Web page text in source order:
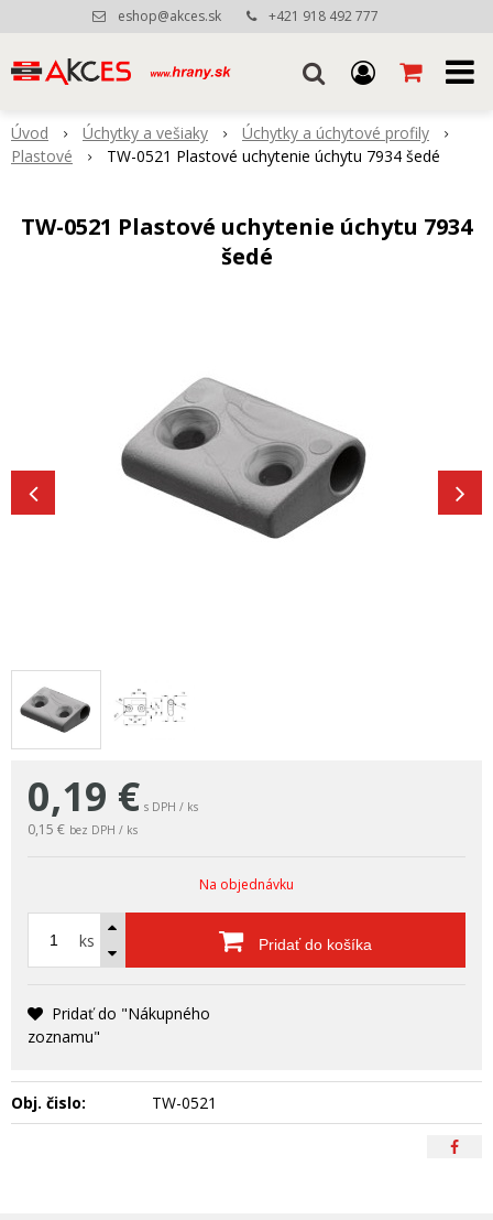
eshop@akces.sk +421 918 492 777
Úvod Úchytky a vešiaky
Úchytky a úchytové profily
Plastové
TW-0521 Plastové uchytenie úchytu 7934 šedé
TW-0521 Plastové uchytenie úchytu 7934
šedé
0,19 € s DPH / ks
0,15 € bez DPH / ks
Na objednávku
ks Pridať do košíka
Pridať do "Nákupného
zoznamu"
Obj. čislo: TW-0521